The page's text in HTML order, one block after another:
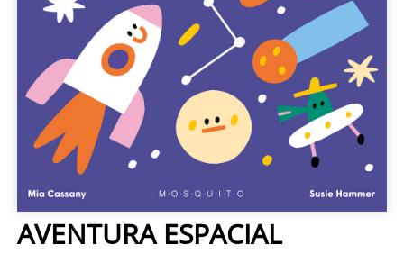
AVENTURA ESPACIAL